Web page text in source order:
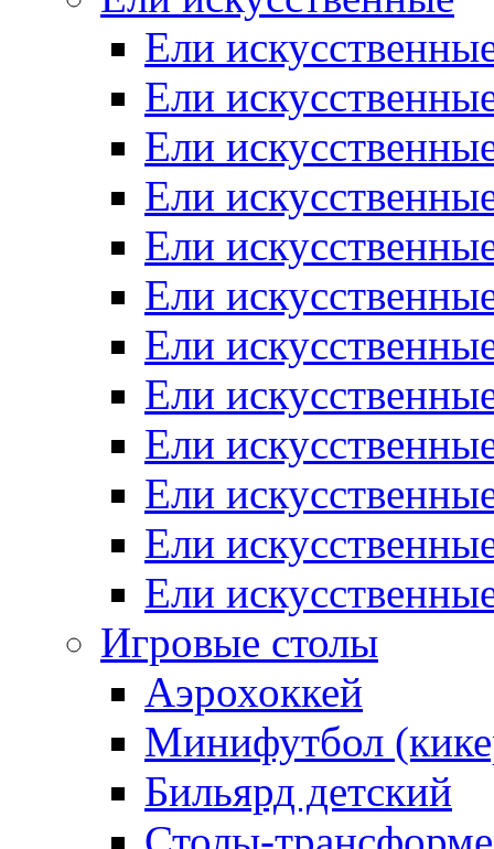
Ели
Ели
Ели
Ели
Ели
Ели
Ели
Ели
Ели
Ели
Ели
Ели
Игровые столы
Аэрохоккей
Минифутбол
Бильярд детский